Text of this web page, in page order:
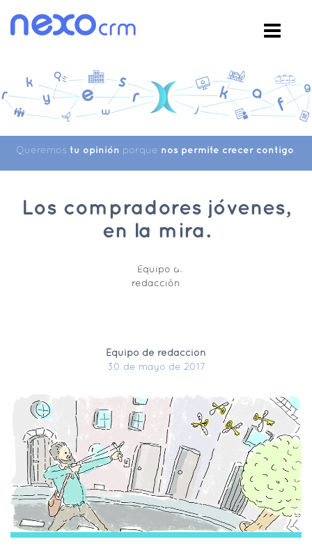
Queremos tu opinión porque nos permite crecer contigo
Los compradores jóvenes,
en la mira.
Equipo de redacción
30 de mayo de 2017